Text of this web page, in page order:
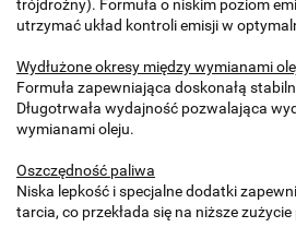
trójdrożny). Formuła o niskim poziom
utrzymać układ kontroli emisji w
Wydłużone okresy między wymianami
Formuła zapewniająca doskonałą
Długotrwała wydajność pozwalająca
wymianami oleju.
Oszczędność paliwa
Niska lepkość i specjalne dodatki
tarcia, co przekłada się na niższe